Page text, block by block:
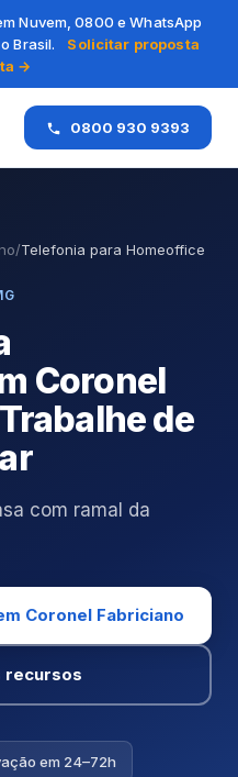
Nuvem, 0800 e WhatsApp
Brasil.
Solicitar proposta
→
0800 930 9393
/Telefonia para Homeoffice
Coronel
de
com ramal da
Coronel Fabriciano
recursos
em 24–72h